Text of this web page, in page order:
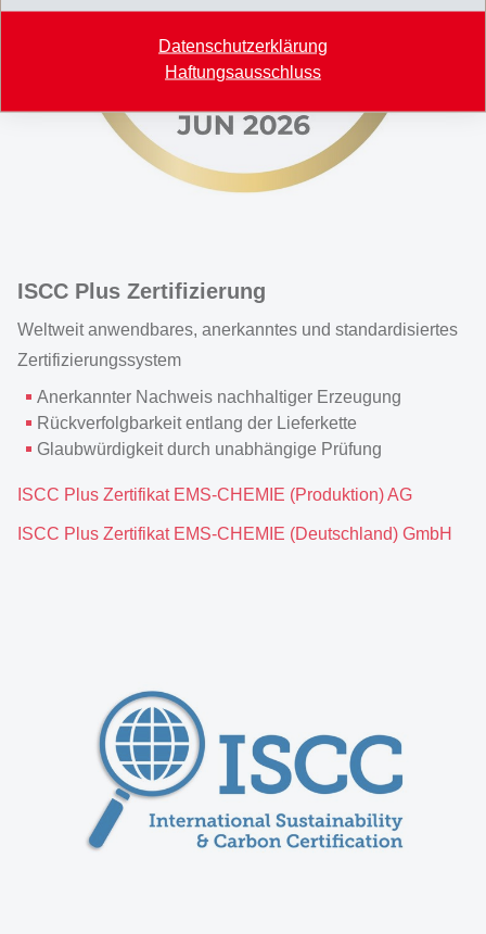
Datenschutzerklärung
Haftungsausschluss
ISCC Plus Zertifizierung
Weltweit anwendbares, anerkanntes und standardisiertes
Zertifizierungssystem
Anerkannter Nachweis nachhaltiger Erzeugung
Rückverfolgbarkeit entlang der Lieferkette
Glaubwürdigkeit durch unabhängige Prüfung
ISCC Plus Zertifikat EMS-CHEMIE (Produktion) AG
ISCC Plus Zertifikat EMS-CHEMIE (Deutschland) GmbH